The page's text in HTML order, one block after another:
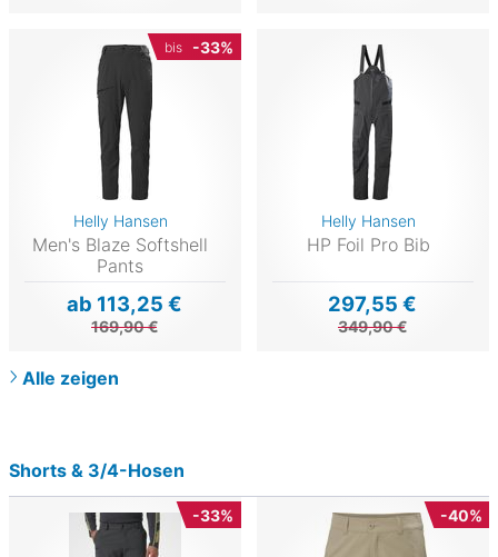
bis -33%
Helly Hansen
Men's Blaze Softshell
Pants
ab 113,25 €
169,90 €
Helly Hansen
HP Foil Pro Bib
297,55 €
349,90 €
Alle zeigen
Shorts & 3/4-Hosen
-33% -40%